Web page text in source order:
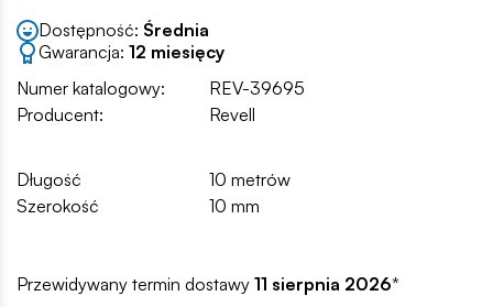
Dostępność: Średnia
Gwarancja: 12 miesięcy
Numer katalogowy:
REV-39695
Producent:
Revell
Długość
10 metrów
Szerokość
10 mm
Przewidywany termin dostawy 11 sierpnia 2026*